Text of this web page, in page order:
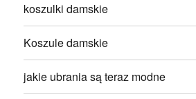
koszulki damskie
Koszule damskie
jakie ubrania są teraz modne